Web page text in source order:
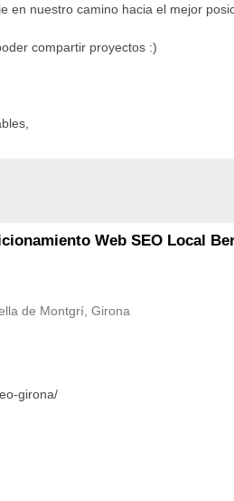
en nuestro camino hacia el mejor
compartir proyectos :)
Web SEO Local
de Montgrí, Girona
girona/